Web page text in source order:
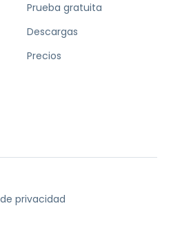
Prueba gratuita
Descargas
Precios
privacidad